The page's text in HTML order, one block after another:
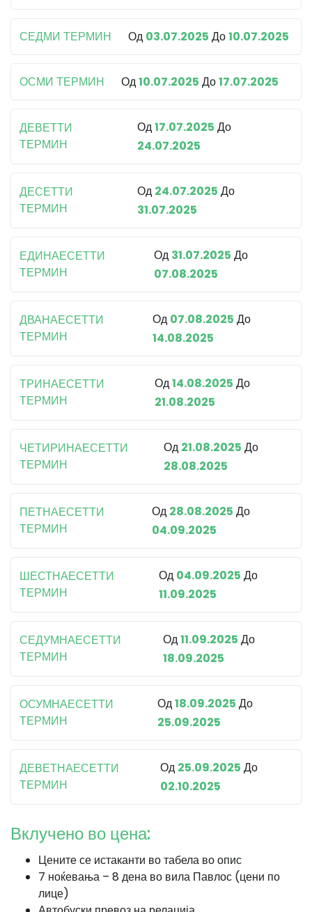
СЕДМИ ТЕРМИН Од 03.07.2025 До10.07.2025
ОСМИ ТЕРМИН Од10.07.2025 До17.07.2025
ДЕВЕТТИ
ТЕРМИН
Од17.07.2025 До
24.07.2025
ДЕСЕТТИ
ТЕРМИН
Од 24.07.2025 До
31.07.2025
ЕДИНАЕСЕТТИ
ТЕРМИН
Од 31.07.2025 До
07.08.2025
ДВАНАЕСЕТТИ
ТЕРМИН
Од 07.08.2025 До
14.08.2025
ТРИНАЕСЕТТИ
ТЕРМИН
Од14.08.2025 До
21.08.2025
ЧЕТИРИНАЕСЕТТИ
ТЕРМИН
Од 21.08.2025 До
28.08.2025
ПЕТНАЕСЕТТИ
ТЕРМИН
Од 28.08.2025 До
04.09.2025
ШЕСТНАЕСЕТТИ
ТЕРМИН
Од 04.09.2025 До
11.09.2025
СЕДУМНАЕСЕТТИ
ТЕРМИН
Од11.09.2025 До
18.09.2025
ОСУМНАЕСЕТТИ
ТЕРМИН
Од18.09.2025 До
25.09.2025
ДЕВЕТНАЕСЕТТИ
ТЕРМИН
Од 25.09.2025 До
02.10.2025
Вклучено во цена:
Цените се истаканти во табела во опис
7 ноќевања – 8 дена во вила Павлос (цени по
лице)